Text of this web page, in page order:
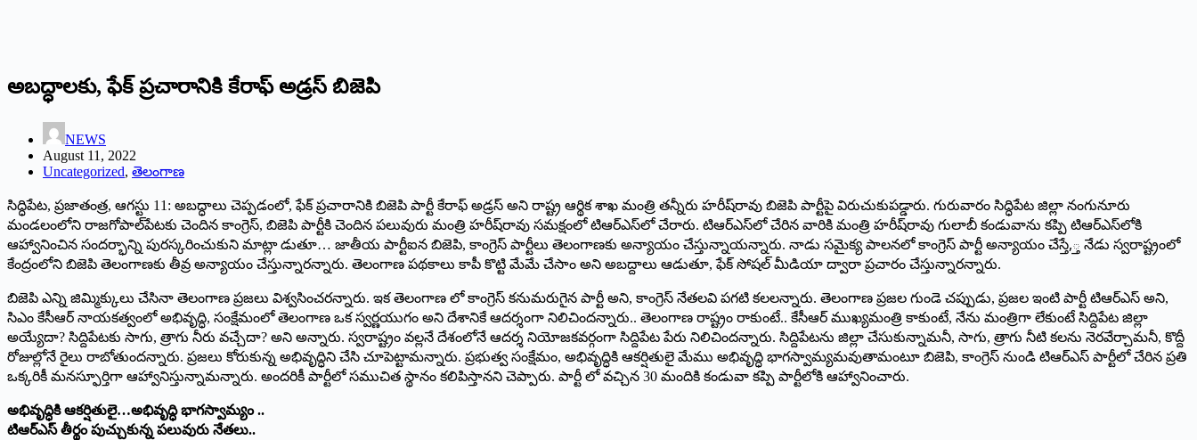
అబద్ధాలకు, ఫేక్‌ ‌ప్రచారానికి కేరాఫ్‌ అ‌డ్రస్‌ ‌బిజెపి
NEWS
August 11, 2022
Uncategorized, తెలంగాణ
సిద్ధిపేట, ప్రజాతంత్ర, ఆగస్టు 11: అబద్ధాలు చెప్పడంలో, ఫేక్‌ ‌ప్రచారానికి బిజెపి పార్టీ కేరాఫ్‌ అ‌డ్రస్‌ అని రాష్ట్ర ఆర్థిక శాఖ మంత్రి తన్నీరు హరీష్‌రావు బిజెపి పార్టీపై విరుచుకుపడ్డారు. గురువారం సిద్ధిపేట జిల్లా నంగునూరు
మండలంలోని రాజగోపాల్‌పేటకు చెందిన కాంగ్రెస్‌, ‌బిజెపి పార్టీకి చెందిన పలువురు మంత్రి హరీష్‌రావు సమక్షంలో టిఆర్‌ఎస్‌లో చేరారు. టిఆర్‌ఎస్‌లో చేరిన వారికి మంత్రి హరీష్‌రావు గులాబీ కండువాను కప్పి టిఆర్‌ఎస్‌లోకి
ఆహ్వానించిన సందర్భాన్ని పురస్కరించుకుని మాట్లా డుతూ… జాతీయ పార్టీఐన బిజెపి, కాంగ్రెస్‌ ‌పార్టీలు తెలంగాణకు అన్యాయం చేస్తున్నాయన్నారు. నాడు సమైక్య పాలనలో కాంగ్రెస్‌ ‌పార్టీ అన్యాయం చేస్తే,్త నేడు స్వరాష్ట్రంలో
కేంద్రంలోని బిజెపి తెలంగాణకు తీవ్ర అన్యాయం చేస్తున్నారన్నారు. తెలంగాణ పథకాలు కాపీ కొట్టి మేమే చేసాం అని అబద్దాలు ఆడుతూ, ఫేక్‌ ‌సోషల్‌ ‌మీడియా ద్వారా ప్రచారం చేస్తున్నారన్నారు.
బిజెపి ఎన్ని జిమ్మిక్కులు చేసినా తెలంగాణ ప్రజలు విశ్వసించరన్నారు. ఇక తెలంగాణ లో కాంగ్రెస్‌ ‌కనుమరుగైన పార్టీ అని, కాంగ్రెస్‌ ‌నేతలవి పగటి కలలన్నారు. తెలంగాణ ప్రజల గుండె చప్పుడు, ప్రజల ఇంటి పార్టీ టిఆర్‌ఎస్‌ అని,
సిఎం కేసీఆర్‌ ‌నాయకత్వంలో అభివృద్ధి, సంక్షేమంలో తెలంగాణ ఒక స్వర్ణయుగం అని దేశానికే ఆదర్శంగా నిలిచిందన్నారు.. తెలంగాణ రాష్ట్రం రాకుంటే.. కేసీఆర్‌ ‌ముఖ్యమంత్రి కాకుంటే, నేను మంత్రిగా లేకుంటే సిద్దిపేట జిల్లా
అయ్యేదా? సిద్దిపేటకు సాగు, త్రాగు నీరు వచ్చేదా? అని అన్నారు. స్వరాష్ట్రం వల్లనే దేశంలోనే ఆదర్శ నియోజకవర్గంగా సిద్దిపేట పేరు నిలిచిందన్నారు. సిద్దిపేటను జిల్లా చేసుకున్నామనీ, సాగు, త్రాగు నీటి కలను నెరవేర్చామనీ, కొద్దీ
రోజుల్లోనే రైలు రాబోతుందన్నారు. ప్రజలు కోరుకున్న అభివృద్ధిని చేసి చూపెట్టామన్నారు. ప్రభుత్వ సంక్షేమం, అభివృద్ధికి ఆకర్షితులై మేము అభివృద్ధి భాగస్వామ్యమవుతామంటూ బిజెపి, కాంగ్రెస్‌ ‌నుండి టిఆర్‌ఎస్‌ ‌పార్టీలో చేరిన ప్రతి
ఒక్కరికీ మనస్ఫూర్తిగా ఆహ్వానిస్తున్నామన్నారు. అందరికీ పార్టీలో సముచిత స్థానం కలిపిస్తానని చెప్పారు. పార్టీ లో వచ్చిన 30 మందికి కండువా కప్పి పార్టీలోకి ఆహ్వానించారు.
అభివృద్ధికి ఆకర్షితులై…అభివృద్ధి భాగస్వామ్యం ..
టిఆర్‌ఎస్‌ ‌తీర్థం పుచ్చుకున్న పలువురు నేతలు..